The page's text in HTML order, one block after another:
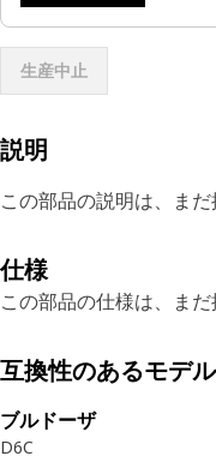
生産中止
説明
この部品の説明は、まだ
仕様
この部品の仕様は、まだ
互換性のあるモデル
ブルドーザ
D6C